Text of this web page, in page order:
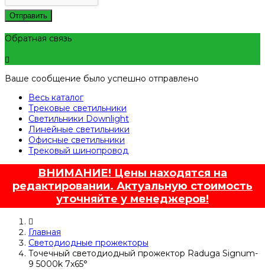
Отправить
Обратная связь
Ваше сообщение было успешно отправлено
Весь каталог
Трековые светильники
Светильники Downlight
Линейные светильники
Офисные светильники
Трековый шинопровод
ВНИМАНИЕ! Цены находятся на
редактировании. Актуальную стоимость
уточняйте у менеджеров!
Главная
Светодиодные прожекторы
Точечный светодиодный прожектор Raduga Signum-
9 5000k 7x65°